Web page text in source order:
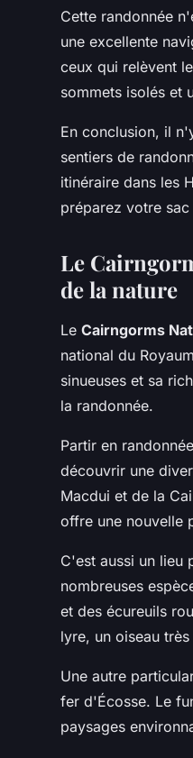
Cette randonnée
une excellente
ceux qui relèvent
sommets isolés et
En conclusion, il
sentiers de
itinéraire dans les
préparez votre
Le
de la nature
Le Cairngorms
national du
sinueuses et sa
la randonnée.
Partir en
découvrir une
Macdui et de la
offre une nouvelle
C'est aussi un lieu
nombreuses
et des écureuils
lyre, un oiseau
Une autre
fer d'Écosse. Le
paysages